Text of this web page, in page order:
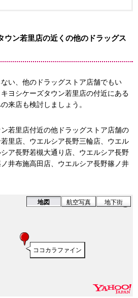
ウン若里店の近くの他のドラッグス
い、他のドラッグストア店舗でもい
ヨシケーズタウン若里店の付近にある
来店も検討しましょう。
若里店付近の他ドラッグストア店舗の
里店、ウエルシア長野三輪店、ウエル
ア長野若槻大通り店、ウエルシア長野
井布施高田店、ウエルシア長野篠ノ井
ココカラファイン
地図 航空写真 地下街